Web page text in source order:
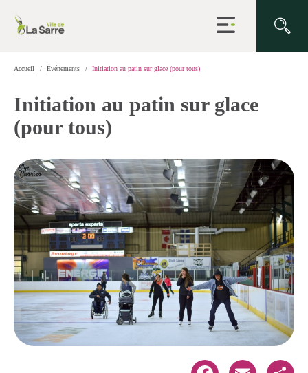
Ouvrir
la
Accueil Événements Initiation au patin sur glace (pour tous)
Initiation au patin sur glace
(pour tous)